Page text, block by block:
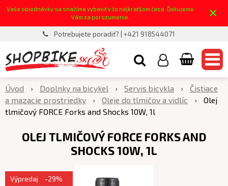
Vaše objednávky sa snažíme vybaviť v čo najkratšom čase. Ďakujeme
Vám za porozumenie.
×
Potrebujete poradiť? | +421 918544071
Úvod Doplnky na bicykel Servis bicykla
Čistiace
a mazacie prostriedky
Oleje do tlmičov a vidlíc
Olej
tlmičový FORCE Forks and Shocks 10W, 1l
OLEJ TLMIČOVÝ FORCE FORKS AND
SHOCKS 10W, 1L
Výpredaj -29%